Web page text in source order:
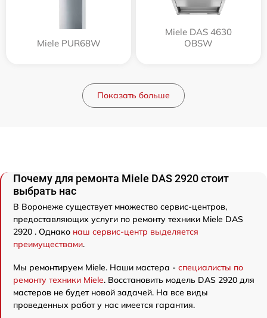
Miele PUR68W
Miele DAS 4630
OBSW
Показать больше
Почему для ремонта Miele DAS 2920 стоит
выбрать нас
В Воронеже существует множество сервис-центров,
предоставляющих услуги по ремонту техники Miele DAS
2920 . Однако наш сервис-центр выделяется
преимуществами.
Мы ремонтируем Miele. Наши мастера - специалисты по
ремонту техники Miele. Восстановить модель DAS 2920 для
мастеров не будет новой задачей. На все виды
проведенных работ у нас имеется гарантия.